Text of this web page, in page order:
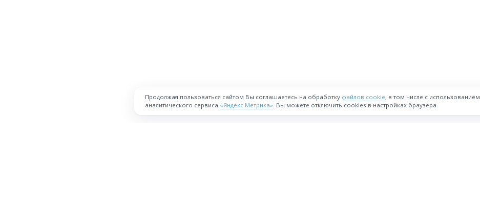
Продолжая пользоваться сайтом Вы соглашаетесь на обработку файлов cookie, в том числе с использованием
аналитического сервиса «Яндекс Метрика». Вы можете отключить cookies в настройках браузера.